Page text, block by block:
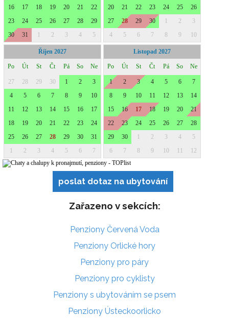
poslat dotaz na ubytování
Zařazeno v sekcích:
Penziony Červená Voda
Penziony Orlické hory
Penziony pro páry
Penziony pro cyklisty
Penziony s ubytováním se psem
Penziony Ústeckoorlicko